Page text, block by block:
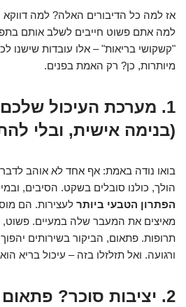
אז למה כל הדיבורים האלה? למה דווקא
למה אתם פשוט חייבים לשלב אותם
"קשקושי בריאות" – אלו עובדות שישנו
מיותרות, כן? רק האמת בפנים.
1. מערכת העיכול
(בנימה אישית, ובלי
בואו נודה באמת: אף אחד לא אוהב
הולך, כולנו סובלים בשקט. הסיבים,
הפתרון הטבעי ביותר לעצירות. הם
מאיצים את המעבר שלה במעיים. פשוט,
תרופות. פתאום, הביקור בשירותים
ורגועה. ואל תזלזלו בזה – עיכול בריא